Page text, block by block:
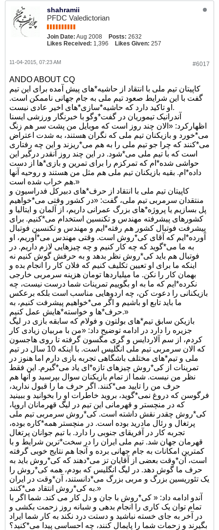
shahramii
PFDC Valedictorian
Join Date: Aug 2008 Posts: 2632
Likes Received: 1,396 Likes Given: 257
#6017
11-04-2015, 07:23 AM
ANDO ABOUT CQ
کاپیتان تیم ملی با انتقاد از حاشیه*های پیش آمده برای این تیم
گفت با این شرایط صعود تیم ملی به جام جهانی ناممکن است.
او تاکید دارد که حاشیه*سازی*های اخیر عادی نیست.
آندرانیک تیموریان در گفت*وگو با خبرنگار ورزشی ایسنا
اظهارکرد: «الان چند روز است که موبایل من پشت سر هم زنگ
می*خورد و بازیکنان تیم ملی که نگران هستند، به شدت اعتراض
می*کنند که چرا جو تیم ملی را به هم می*ریزند و این چه رفتاری
است که با تیم ملی می*شود. در این چند روز آنقدر درگیر این
حواشی شده*ام که تمرکزم را برای تمرین و بازی*ها از دست
داده*ام. بقیه بازیکنان تیم ملی هم مثل من هستند و روحیه آنها
هم خراب شده است.»
کاپیتان تیم ملی با انتقاد از حرف*های دبیرکل فدراسیون و
منتقدان سرمربی تیم ملی، گفت: «در کشور وقتی می*خواهیم
پل بسازیم یا پروژه*های بزرگ عمرانی داریم، از آلمان و ایتالیا و
کشورهای پیشرفته مهندس و تکنسین استخدام می*کنیم. برای
پیشرفت فوتبال کشور هم رفته*ایم و مهندس و تکنسین فوتبال
آورده*ایم که آقای کی*روش است. وقتی مهندس می*آوریم، او
به ما می*گوید که چه کار کنیم و چه چیزهایی لازم داریم. در
فوتبال هم باید کی*روش نظر بدهد و به حرفش گوش کنیم نه
اینکه ما برای او تعیین تکلیف کنیم که فلان کار را انجام بده و
بهمان کار را نکن. ما میلیاردها تومان هزینه سرمربی خارجی
نکرده*ایم که ما به او بگوییم تمرینات شما درست نیست، چه
بازیکنانی را دعوت کن، چه اردوهایی مناسب است بلکه برعکس
ما باید تابع او باشیم و اگر می*خواهیم پیشرفت کنیم، به
حرف*ها و خواسته*هایش عمل کنیم.»
بازیکن سابق تیم*های بولتون و فولام که سابقه بازی در لیگ
جزیره را دارد در ادامه توضیح داد: «من با مربیان زیادی کار
کردم، از سم آلاردایس و گری مگسون گرفته تا روی هاجسون
که الان سرمربی تیم ملی انگلیس است. با اینکه 10 سال در تیم
ملی و تیم*های مختلف باشگاهی تجربه بازی دارم اما هنوز در
تمرینات از کی*روش چیزهای تازه*ای یاد می*گیرم. این فقط
نظر من نیست. شما از تمام بازیکنان سوال بپرسید و آنها هم
حرف من را تایید می*کنند. اگر حرف ما را قبول ندارید،
فرگوسن که دروغ نمی*گوید، بروید خاطرات او را بخوانید و ببینید
که در منچستر و قهرمانی این تیم در لیگ قهرمانان اروپا،
کی*روش چقدر نقش داشته است. کی*روش سرمربی تیم ملی
پرتغال و رئال مادرید بوده است. در منچستر همه*کاره بوده،
تجربه کار در آفریقای جنوبی را دارد. با تیم جوانان پرتغال
قهرمان جهان شد. تیم ملی ایران را در سخت*ترین شرایط و با
کمترین امکانات به جام جهانی برده و آنجا هم نتایج خوبی گرفته
است، آن*وقت بعضی از آقایان تز می*دهند که کی*روش باید به
حرف ما گوش دهد. در لیگ انگلیس که بودم، همه کی*روش را
یک تئوریسین بزرگ و مربی بزرگ می*دانستند، آن*وقت در ایران
به کی*روش انتقاد می*کنند.»
آندو ادامه داد: « کی*روش با جان و دل کار می کند. شما اگر با
تمام توان یک کاری را انجام بدهی و شبانه روز زحمت بکشی و
در آخر به جای خسته نباشید و دستت درد نکند به کار شما ایراد
بگیرند و زحمات شما را پایمال کنند، چه احساسی پیدا می*کنید؟